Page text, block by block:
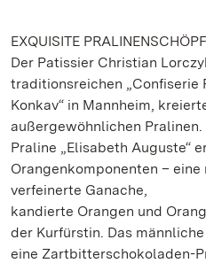
EXQUISITE
Der Patissier Christian
traditionsreichen „Confiserie
Konkav“ in Mannheim,
außergewöhnlichen
Praline „Elisabeth Auguste“
Orangenkomponenten –
verfeinerte Ganache,
kandierte Orangen und
der Kurfürstin. Das
eine Zartbitterschokoladen-